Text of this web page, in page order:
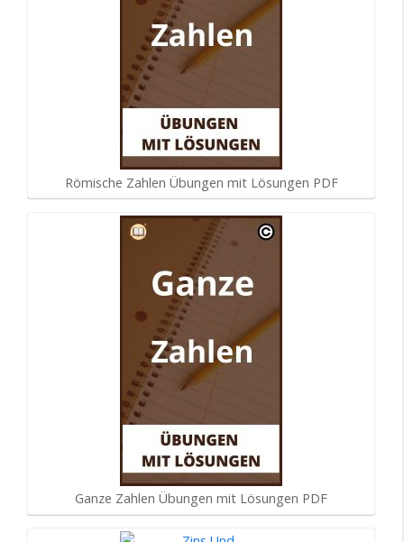
Römische Zahlen Übungen mit Lösungen PDF
Ganze Zahlen Übungen mit Lösungen PDF